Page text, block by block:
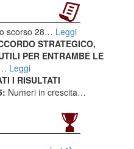
scorso 28… Leggi
STRATEGICO,
PER ENTRAMBE LE
Leggi
I RISULTATI
Numeri in crescita…